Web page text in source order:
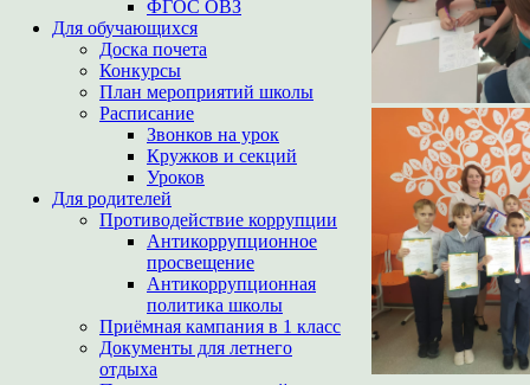
ФГОС ОВЗ
Для обучающихся
Доска почета
Конкурсы
План мероприятий школы
Расписание
Звонков на урок
Кружков и секций
Уроков
Для родителей
Противодействие коррупции
Антикоррупционное
просвещение
Антикоррупционная
политика школы
Приёмная кампания в 1 класс
Документы для летнего
отдыха